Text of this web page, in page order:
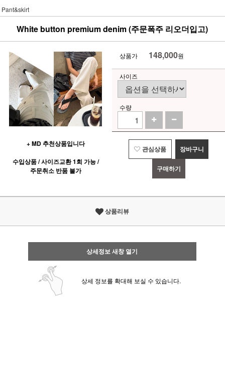
Pant&skirt
White button premium denim (주문폭주 리오더입고)
+ MD 추천상품입니다
수입상품 / 사이즈교환 1회 가능 /
주문취소 반품 불가
상품가 148,000원
사이즈
수량
관심상품 장바구니
구매하기
상품리뷰
상세정보 새창 열기
상세 정보를 확대해 보실 수 있습니다.